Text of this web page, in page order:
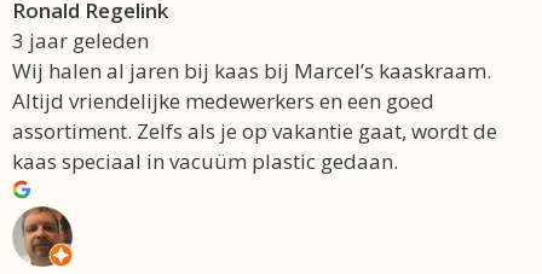
Ronald Regelink
3 jaar geleden
Wij halen al jaren bij kaas bij Marcel’s kaaskraam.
Altijd vriendelijke medewerkers en een goed
assortiment. Zelfs als je op vakantie gaat, wordt de
kaas speciaal in vacuüm plastic gedaan.